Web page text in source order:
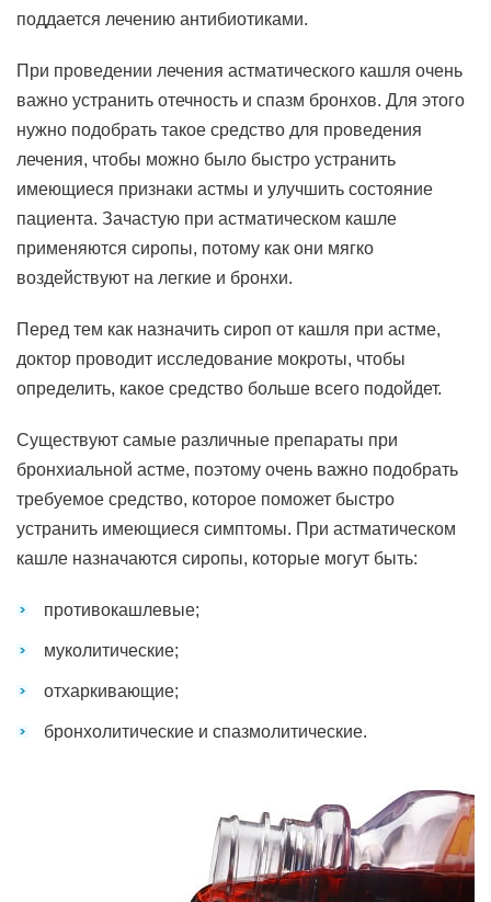
поддается лечению антибиотиками.
При проведении лечения астматического кашля очень
важно устранить отечность и спазм бронхов. Для этого
нужно подобрать такое средство для проведения
лечения, чтобы можно было быстро устранить
имеющиеся признаки астмы и улучшить состояние
пациента. Зачастую при астматическом кашле
применяются сиропы, потому как они мягко
воздействуют на легкие и бронхи.
Перед тем как назначить сироп от кашля при астме,
доктор проводит исследование мокроты, чтобы
определить, какое средство больше всего подойдет.
Существуют самые различные препараты при
бронхиальной астме, поэтому очень важно подобрать
требуемое средство, которое поможет быстро
устранить имеющиеся симптомы. При астматическом
кашле назначаются сиропы, которые могут быть:
противокашлевые;
муколитические;
отхаркивающие;
бронхолитические и спазмолитические.